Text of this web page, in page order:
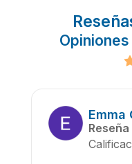
Emma